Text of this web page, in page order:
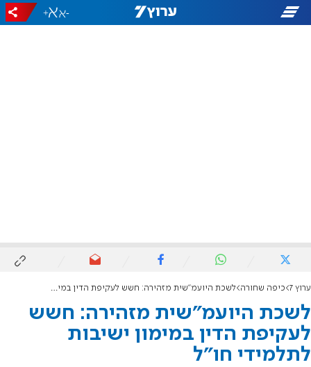
-
+
ערוץ 7 כיפה שחורה לשכת היועמ"שית מזהירה: חשש לעקיפת הדין במימון ישיבות לתלמידי חו"ל
לשכת היועמ"שית מזהירה: חשש
לעקיפת הדין במימון ישיבות
לתלמידי חו"ל